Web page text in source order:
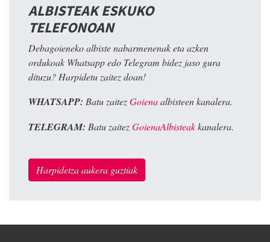
ALBISTEAK ESKUKO
TELEFONOAN
Debagoieneko albiste nabarmenenak eta azken
ordukoak Whatsapp edo Telegram bidez jaso gura
dituzu? Harpidetu zaitez doan!
WHATSAPP: Batu zaitezGoienaalbisteen kanalera.
TELEGRAM: Batu zaitezGoienaAlbisteakkanalera.
Harpidetza aukera guztiak